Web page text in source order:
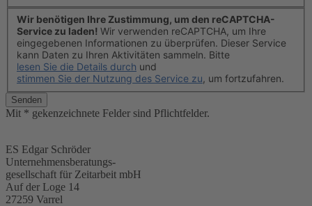
Wir benötigen Ihre Zustimmung, um den reCAPTCHA-
Service zu laden! Wir verwenden reCAPTCHA, um Ihre
eingegebenen Informationen zu überprüfen. Dieser Service
kann Daten zu Ihren Aktivitäten sammeln. Bitte
lesen Sie die Details durch und
stimmen Sie der Nutzung des Service zu, um fortzufahren.
Senden
Mit * gekenzeichnete Felder sind Pflichtfelder.
ES Edgar Schröder
Unternehmensberatungs-
gesellschaft für Zeitarbeit mbH
Auf der Loge 14
27259 Varrel